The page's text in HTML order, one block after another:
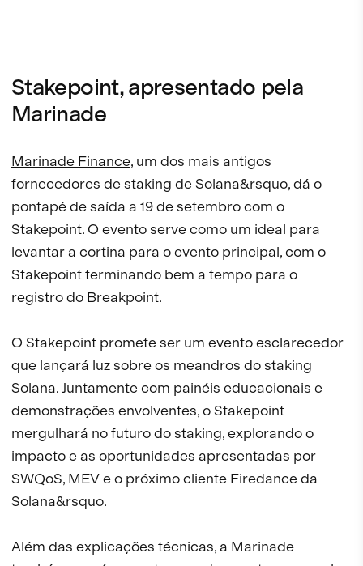
Stakepoint, apresentado pela
Marinade
Marinade Finance, um dos mais antigos
fornecedores de staking de Solana&rsquo, dá o
pontapé de saída a 19 de setembro com o
Stakepoint. O evento serve como um ideal para
levantar a cortina para o evento principal, com o
Stakepoint terminando bem a tempo para o
registro do Breakpoint.
O Stakepoint promete ser um evento esclarecedor
que lançará luz sobre os meandros do staking
Solana. Juntamente com painéis educacionais e
demonstrações envolventes, o Stakepoint
mergulhará no futuro do staking, explorando o
impacto e as oportunidades apresentadas por
SWQoS, MEV e o próximo cliente Firedance da
Solana&rsquo.
Além das explicações técnicas, a Marinade